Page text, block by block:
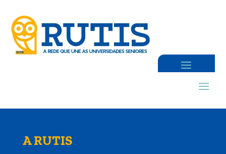
A RUTIS